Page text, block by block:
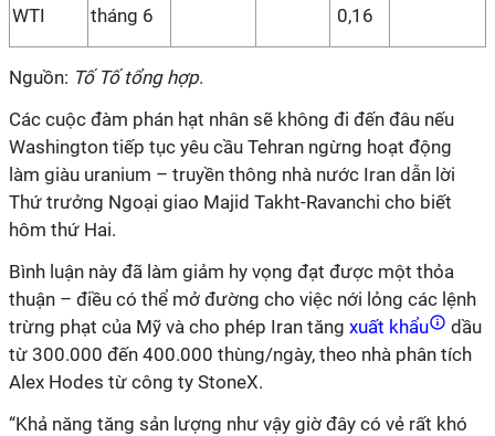
WTI
tháng 6
0,16
Nguồn: Tố Tố tổng hợp.
Các cuộc đàm phán hạt nhân sẽ không đi đến đâu nếu
Washington tiếp tục yêu cầu Tehran ngừng hoạt động
làm giàu uranium – truyền thông nhà nước Iran dẫn lời
Thứ trưởng Ngoại giao Majid Takht-Ravanchi cho biết
hôm thứ Hai.
Bình luận này đã làm giảm hy vọng đạt được một thỏa
thuận – điều có thể mở đường cho việc nới lỏng các lệnh
trừng phạt của Mỹ và cho phép Iran tăng xuất khẩu
dầu
từ 300.000 đến 400.000 thùng/ngày, theo nhà phân tích
Alex Hodes từ công ty StoneX.
“Khả năng tăng sản lượng như vậy giờ đây có vẻ rất khó